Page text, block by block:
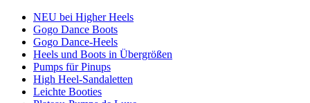
NEU bei Higher Heels
Gogo Dance Boots
Gogo Dance-Heels
Heels und Boots in Übergrößen
Pumps für Pinups
High Heel-Sandaletten
Leichte Booties